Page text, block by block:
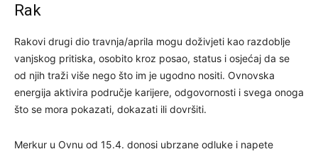
Rak
Rakovi drugi dio travnja/aprila mogu doživjeti kao razdoblje
vanjskog pritiska, osobito kroz posao, status i osjećaj da se
od njih traži više nego što im je ugodno nositi. Ovnovska
energija aktivira područje karijere, odgovornosti i svega onoga
što se mora pokazati, dokazati ili dovršiti.
Merkur u Ovnu od 15.4. donosi ubrzane odluke i napete